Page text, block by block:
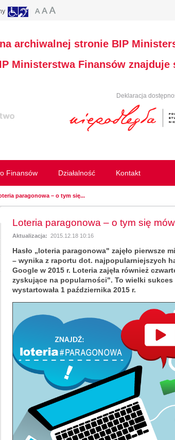
archiwalnej stronie BIP
Ministerstwa Finansów znajduje
Deklaracja
Finansów Działalność Kontakt
paragonowa – o tym się...
Loteria paragonowa – o tym się
Aktualizacja: 2015.12.18 10:16
Hasło „loteria paragonowa" zajęło pierwsze
– wynika z raportu dot. najpopularniejszych
Google w 2015 r. Loteria zajęła również
zyskujące na popularności". To wielki
wystartowała 1 października 2015 r.